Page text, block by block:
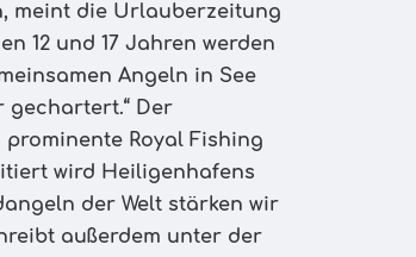
meint die Urlauberzeitung
12 und 17 Jahren werden
Angeln in See
gechartert.“ Der
Royal Fishing
wird Heiligenhafens
der Welt stärken wir
außerdem unter der